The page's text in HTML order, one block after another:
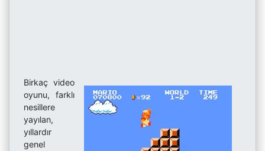
Birkaç video
oyunu, farklı
nesillere
yayılan,
yıllardır
genel